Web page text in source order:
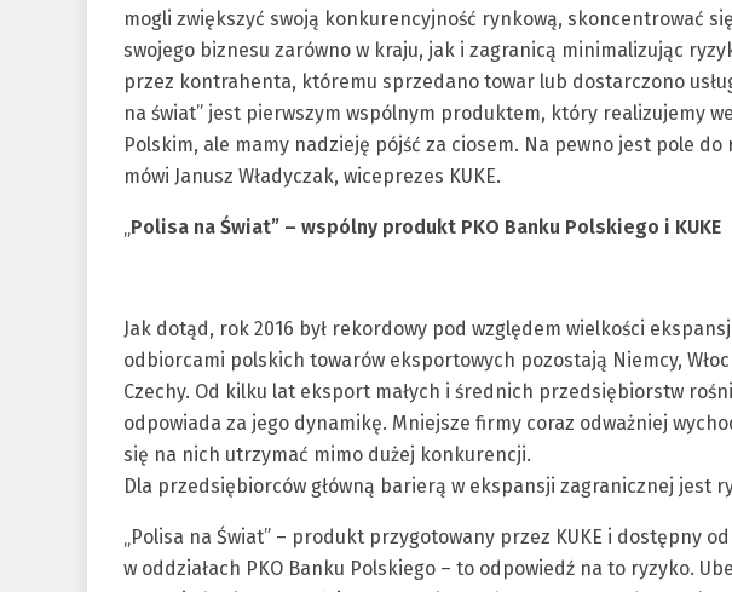
mogli zwiększyć swoją konkurencyjność rynkową, skoncentrować
swojego biznesu zarówno w kraju, jak i zagranicą minimalizując
przez kontrahenta, któremu sprzedano towar lub dostarczono
na świat” jest pierwszym wspólnym produktem, który realizujemy
Polskim, ale mamy nadzieję pójść za ciosem. Na pewno jest pole
mówi Janusz Władyczak, wiceprezes KUKE.
„Polisa na Świat” – wspólny produkt PKO Banku Polskiego i KUKE
Jak dotąd, rok 2016 był rekordowy pod względem wielkości
odbiorcami polskich towarów eksportowych pozostają Niemcy,
Czechy. Od kilku lat eksport małych i średnich przedsiębiorstw
odpowiada za jego dynamikę. Mniejsze firmy coraz odważniej
się na nich utrzymać mimo dużej konkurencji.
Dla przedsiębiorców główną barierą w ekspansji zagranicznej jest
„Polisa na Świat” – produkt przygotowany przez KUKE i dostępny od
w oddziałach PKO Banku Polskiego – to odpowiedź na to ryzyko.